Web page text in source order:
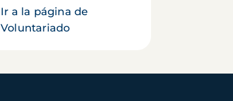
Ir a la página de
Voluntariado